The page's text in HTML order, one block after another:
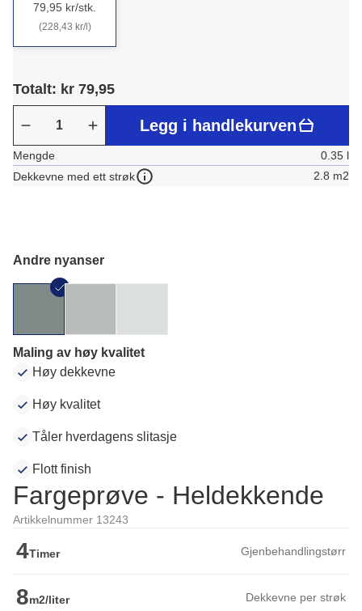
79,95 kr/stk.
(228,43 kr/l)
Totalt: kr 79,95
Legg i handlekurven
Mengde
0.35 l
Dekkevne med ett strøk
2.8 m2
Andre nyanser
Maling av høy kvalitet
Høy dekkevne
Høy kvalitet
Tåler hverdagens slitasje
Flott finish
Fargeprøve - Heldekkende
Artikkelnummer 13243
4Timer Gjenbehandlingstørr
8m2/liter Dekkevne per strøk